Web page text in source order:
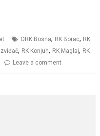
ORK Bosna, RK Borac, RK
, RK Konjuh, RK Maglaj, RK
Leave a comment